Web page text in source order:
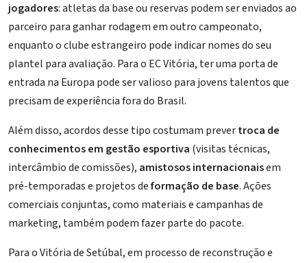
jogadores: atletas da base ou reservas podem ser enviados ao
parceiro para ganhar rodagem em outro campeonato,
enquanto o clube estrangeiro pode indicar nomes do seu
plantel para avaliação. Para o EC Vitória, ter uma porta de
entrada na Europa pode ser valioso para jovens talentos que
precisam de experiência fora do Brasil.
Além disso, acordos desse tipo costumam prevertroca de
conhecimentos em gestão esportiva (visitas técnicas,
intercâmbio de comissões), amistosos internacionaisem
pré-temporadas e projetos deformação de base. Ações
comerciais conjuntas, como materiais e campanhas de
marketing, também podem fazer parte do pacote.
Para o Vitória de Setúbal, em processo de reconstrução e